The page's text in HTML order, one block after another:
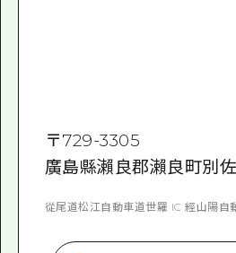
〒729-3305
廣島縣瀨良郡瀨良町別佐
從尾道松江自動車道世羅 IC 經山陽自